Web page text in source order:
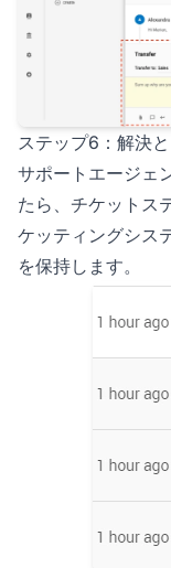
ステップ6：解決
サポートエージェ
たら、チケットス
ケッティングシス
を保持します。